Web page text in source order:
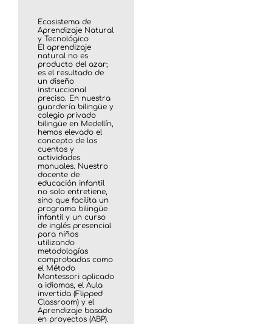
Ecosistema de
Aprendizaje Natural
y Tecnológico
El aprendizaje
natural no es
producto del azar;
es el resultado de
un diseño
instruccional
preciso. En nuestra
guardería bilingüe y
colegio privado
bilingüe en Medellín,
hemos elevado el
concepto de los
cuentos y
actividades
manuales. Nuestro
docente de
educación infantil
no solo entretiene,
sino que facilita un
programa bilingüe
infantil y un curso
de inglés presencial
para niños
utilizando
metodologías
comprobadas como
el Método
Montessori aplicado
a idiomas, el Aula
invertida (Flipped
Classroom) y el
Aprendizaje basado
en proyectos (ABP).